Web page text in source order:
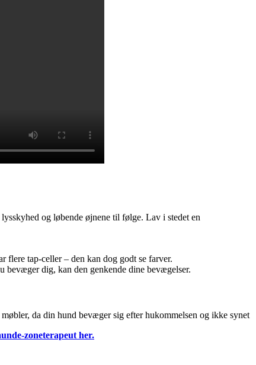
og løbende øjnene til følge. Lav i stedet en
flere tap-celler – den kan dog godt se farver.
bevæger dig, kan den genkende dine bevægelser.
da din hund bevæger sig efter hukommelsen og ikke synet
zoneterapeut her.